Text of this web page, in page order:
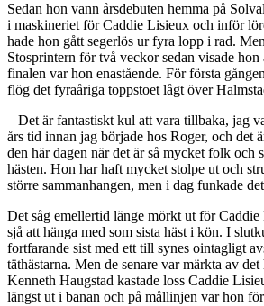
Sedan hon vann årsdebuten hemma på
i maskineriet för Caddie Lisieux och inför
hade hon gått segerlös ur fyra lopp i rad.
Stosprintern för två veckor sedan visade
finalen var hon enastående. För första
flög det fyraåriga toppstoet lågt över
– Det är fantastiskt kul att vara tillbaka, jag
års tid innan jag började hos Roger, och det
den här dagen när det är så mycket folk och
hästen. Hon har haft mycket stolpe ut och
större sammanhangen, men i dag funkade
Det såg emellertid länge mörkt ut för
sjå att hänga med som sista häst i kön. I
fortfarande sist med ett till synes ointagligt
täthästarna. Men de senare var märkta av
Kenneth Haugstad kastade loss Caddie
längst ut i banan och på mållinjen var hon